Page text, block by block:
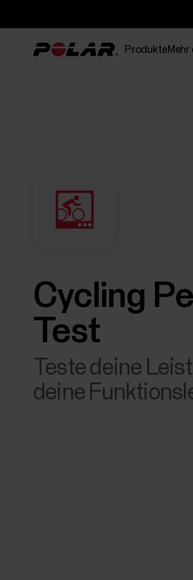
Produkte Mehr
Cycling
Test
Teste deine
deine